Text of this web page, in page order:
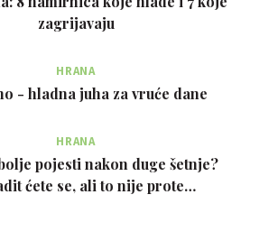
zagrijavaju
HRANA
- hladna juha za vruće dane
HRANA
pojesti nakon duge šetnje?
ćete se, ali to nije prote…